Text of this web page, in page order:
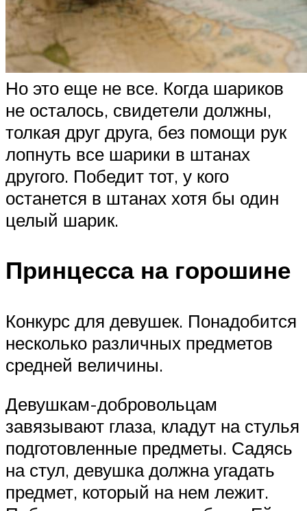
Но это еще не все. Когда шариков
не осталось, свидетели должны,
толкая друг друга, без помощи рук
лопнуть все шарики в штанах
другого. Победит тот, у кого
останется в штанах хотя бы один
целый шарик.
Принцесса на горошине
Конкурс для девушек. Понадобится
несколько различных предметов
средней величины.
Девушкам-добровольцам
завязывают глаза, кладут на стулья
подготовленные предметы. Садясь
на стул, девушка должна угадать
предмет, который на нем лежит.